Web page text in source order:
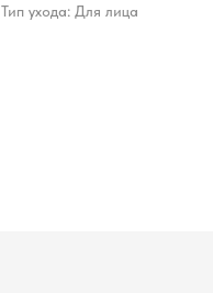
Тип ухода: Для лица